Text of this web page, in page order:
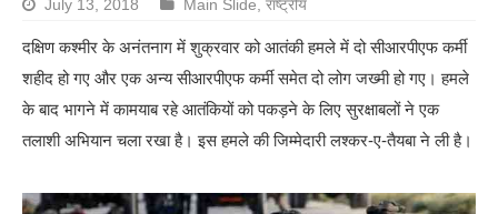
July 13, 2018 Main Slide,राष्ट्रीय
दक्षिण कश्मीर के अनंतनाग में शुक्रवार को आतंकी हमले में दो सीआरपीएफ कर्मी
शहीद हो गए और एक अन्य सीआरपीएफ कर्मी समेत दो लोग जख्मी हो गए। हमले
के बाद भागने में कामयाब रहे आतंकियों को पकड़ने के लिए सुरक्षाबलों ने एक
तलाशी अभियान चला रखा है। इस हमले की जिम्मेदारी लश्कर-ए-तैयबा ने ली है।